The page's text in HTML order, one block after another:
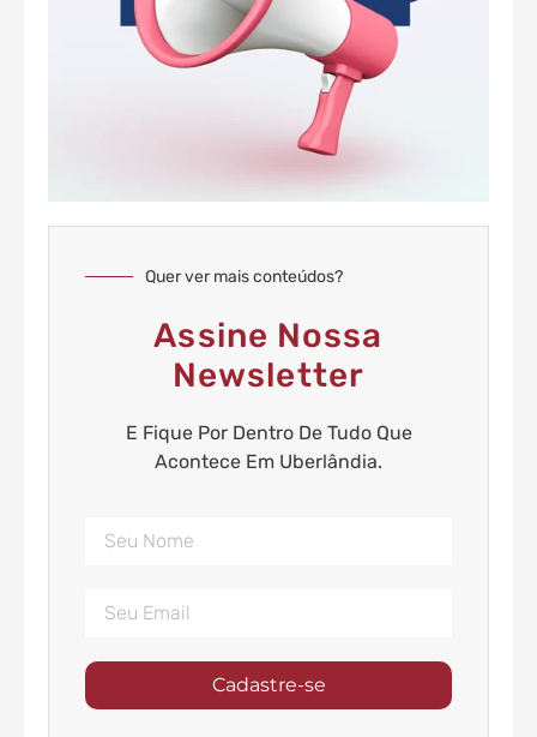
Quer ver mais conteúdos?
Assine Nossa
Newsletter
E Fique Por Dentro De Tudo Que
Acontece Em Uberlândia.
Cadastre-se